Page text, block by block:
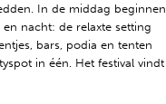
In de middag beginnen
nacht: de relaxte setting
bars, podia en tenten
in één. Het festival vindt